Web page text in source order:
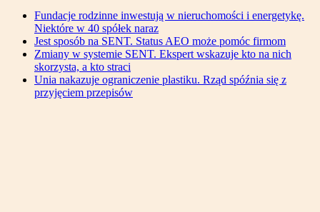
Fundacje rodzinne inwestują w nieruchomości i energetykę.
Niektóre w 40 spółek naraz
Jest sposób na SENT. Status AEO może pomóc firmom
Zmiany w systemie SENT. Ekspert wskazuje kto na nich
skorzysta, a kto straci
Unia nakazuje ograniczenie plastiku. Rząd spóźnia się z
przyjęciem przepisów